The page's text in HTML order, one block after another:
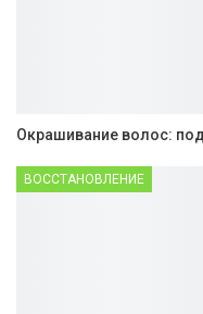
Окрашивание волос:
ВОССТАНОВЛЕНИЕ